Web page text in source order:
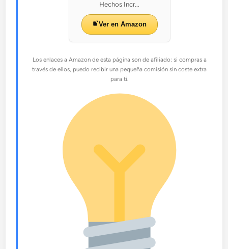
Hechos Incr...
Ver en Amazon
Los enlaces a Amazon de esta página son de afiliado: si compras a
través de ellos, puedo recibir una pequeña comisión sin coste extra
para ti.